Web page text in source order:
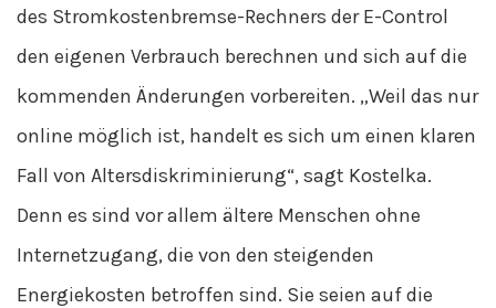
des Stromkostenbremse-Rechners der E-Control
den eigenen Verbrauch berechnen und sich auf die
kommenden Änderungen vorbereiten. „Weil das nur
online möglich ist, handelt es sich um einen klaren
Fall von Altersdiskriminierung“, sagt Kostelka.
Denn es sind vor allem ältere Menschen ohne
Internetzugang, die von den steigenden
Energiekosten betroffen sind. Sie seien auf die